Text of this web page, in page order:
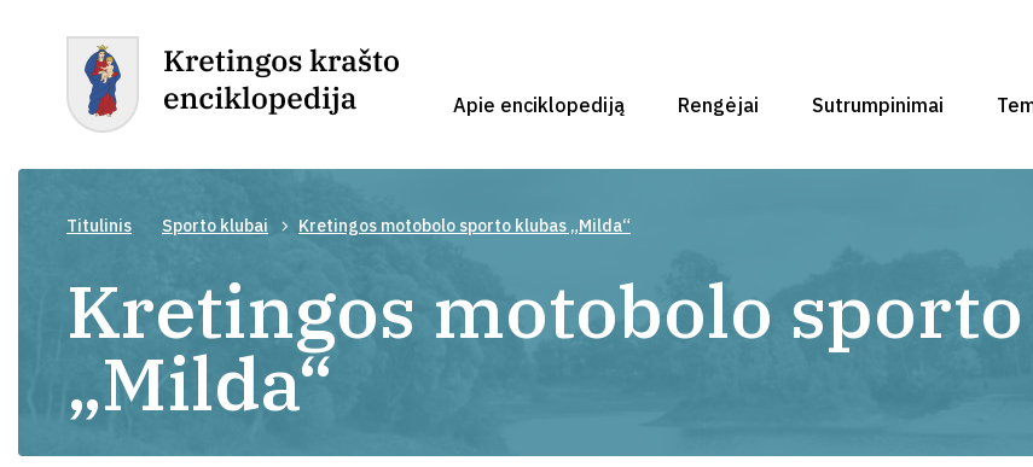
Apie enciklopediją Rengėjai Sutrumpinimai
Titulinis Sporto klubai Kretingos motobolo sporto klubas „Milda“
Kretingos motobolo
„Milda“